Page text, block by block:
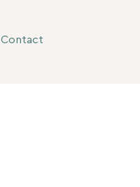
Contact